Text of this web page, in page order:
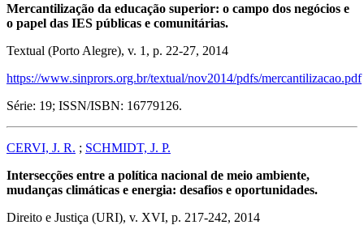
Mercantilização da educação superior: o campo dos negócios e
o papel das IES públicas e comunitárias.
Textual (Porto Alegre), v. 1, p. 22-27, 2014
https://www.sinprors.org.br/textual/nov2014/pdfs/mercantilizacao.pdf
Série: 19; ISSN/ISBN: 16779126.
CERVI, J. R. ; SCHMIDT, J. P.
Intersecções entre a política nacional de meio ambiente,
mudanças climáticas e energia: desafios e oportunidades.
Direito e Justiça (URI), v. XVI, p. 217-242, 2014